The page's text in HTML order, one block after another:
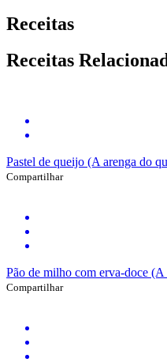
Receitas
Receitas
Pastel de queijo (A arenga do
Compartilhar
Pão de milho com erva-doce
Compartilhar